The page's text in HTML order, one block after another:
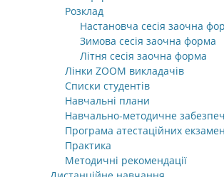
Розклад
Настановча сесія заочна
Зимова сесія заочна форма
Літня сесія заочна форма
Лінки ZOOM викладачів
Списки студентів
Навчальні плани
Навчально-методичне
Програма атестаційних
Практика
Методичні рекомендації